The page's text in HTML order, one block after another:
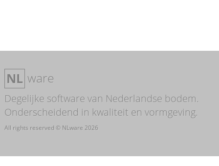
NL ware
Degelijke software van Nederlandse bodem.
Onderscheidend in kwaliteit en vormgeving.
All rights reserved © NLware 2026